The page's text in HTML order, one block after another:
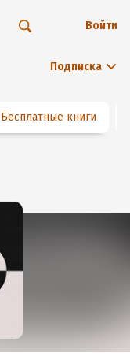
Подписка
Войти
Бесплатные книги